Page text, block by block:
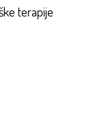
terapije